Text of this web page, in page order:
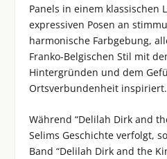
Panels in einem klassischen
expressiven Posen an
harmonische Farbgebung,
Franko-Belgischen Stil mit
Hintergründen und dem
Ortsverbundenheit inspiriert.
Während “Delilah Dirk and
Selims Geschichte verfolgt,
Band “Delilah Dirk and the